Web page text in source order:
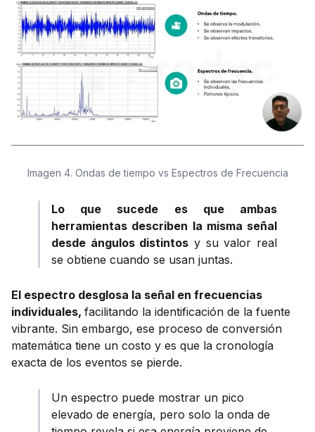
Imagen 4. Ondas de tiempo vs Espectros de Frecuencia
Lo que sucede es que ambas
herramientas describen la misma señal
desde ángulos distintos y su valor real
se obtiene cuando se usan juntas.
El espectro desglosa la señal en frecuencias
individuales, facilitando la identificación de la fuente
vibrante. Sin embargo, ese proceso de conversión
matemática tiene un costo y es que la cronología
exacta de los eventos se pierde.
Un espectro puede mostrar un pico
elevado de energía, pero solo la onda de